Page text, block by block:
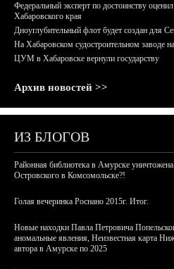
Федеральный эксперт по достоинству
Хабаровского края
Дноуглубительный флот будет создан для
На Хабаровском судостроительном заводе
ЦУМ в Хабаровске вернули государству
Архив новостей >>
ИЗ БЛОГОВ
Районная библиотека в Амурске
Островского в Комсомольске?!
Голая вечеринка Роснано 2015г. Итог.
Новые находки Павла Петровича
аномальные явления, Неизвестная карта
автора в Амурске по 2025